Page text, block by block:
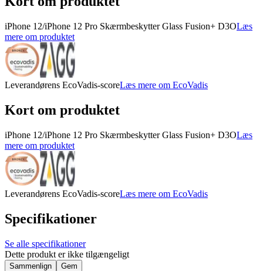
iPhone 12/iPhone 12 Pro Skærmbeskytter Glass Fusion+ D3OLæs
mere om produktet
Leverandørens EcoVadis-scoreLæs mere om EcoVadis
Kort om produktet
iPhone 12/iPhone 12 Pro Skærmbeskytter Glass Fusion+ D3OLæs
mere om produktet
Leverandørens EcoVadis-scoreLæs mere om EcoVadis
Specifikationer
Se alle specifikationer
Dette produkt er ikke tilgængeligt
Sammenlign Gem